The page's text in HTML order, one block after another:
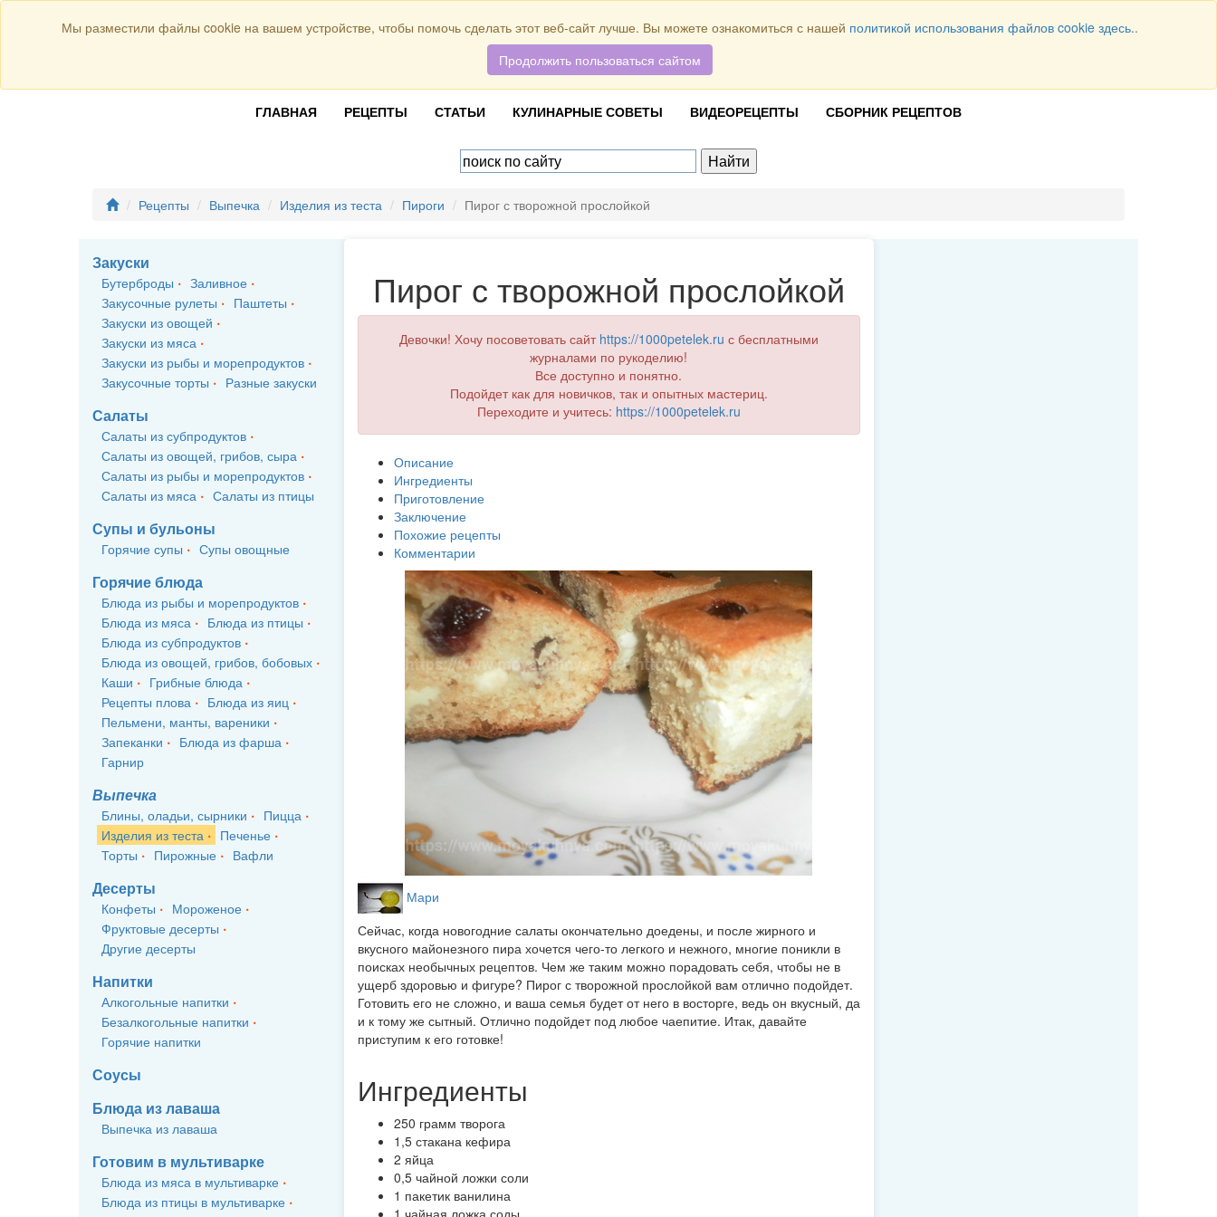
Всего рецептов 1064
ГЛАВНАЯ РЕЦЕПТЫ СТАТЬИ КУЛИНАРНЫЕ СОВЕТЫ ВИДЕОРЕЦЕПТЫ СБОРНИК РЕЦЕПТОВ
Рецепты Выпечка Изделия из теста Пироги Пирог с творожной прослойкой
Закуски
Бутерброды
Заливное
Закусочные рулеты
Паштеты
Закуски из овощей
Закуски из мяса
Закуски из рыбы и морепродуктов
Закусочные торты
Разные закуски
Салаты
Салаты из субпродуктов
Салаты из овощей, грибов, сыра
Салаты из рыбы и морепродуктов
Салаты из мяса
Салаты из птицы
Супы и бульоны
Горячие супы Супы овощные
Горячие блюда
Блюда из рыбы и морепродуктов
Блюда из мяса
Блюда из птицы
Блюда из субпродуктов
Блюда из овощей, грибов, бобовых
Каши
Грибные блюда
Рецепты плова
Блюда из яиц
Пельмени, манты, вареники
Запеканки
Блюда из фарша
Гарнир
Выпечка
Блины, оладьи, сырники
Пицца
Изделия из теста
Печенье
Торты
Пирожные Вафли
Десерты
Конфеты
Мороженое
Фруктовые десерты
Другие десерты
Напитки
Алкогольные напитки
Безалкогольные напитки
Горячие напитки
Соусы
Блюда из лаваша
Выпечка из лаваша
Готовим в мультиварке
Блюда из мяса в мультиварке
Блюда из птицы в мультиварке
Пирог с творожной прослойкой
Девочки! Хочу посоветовать сайт https://1000petelek.ru с бесплатными
журналами по рукоделию!
Все доступно и понятно.
Подойдет как для новичков, так и опытных мастериц.
Переходите и учитесь: https://1000petelek.ru
Описание
Ингредиенты
Приготовление
Заключение
Похожие рецепты
Комментарии
Мари
Сейчас, когда новогодние салаты окончательно доедены, и после жирного и
вкусного майонезного пира хочется чего-то легкого и нежного, многие поникли в
поисках необычных рецептов. Чем же таким можно порадовать себя, чтобы не в
ущерб здоровью и фигуре? Пирог с творожной прослойкой вам отлично подойдет.
Готовить его не сложно, и ваша семья будет от него в восторге, ведь он вкусный, да
и к тому же сытный. Отлично подойдет под любое чаепитие. Итак, давайте
приступим к его готовке!
Ингредиенты
250 грамм творога
1,5 стакана кефира
2 яйца
0,5 чайной ложки соли
1 пакетик ванилина
1 чайная ложка соды
Мы разместили файлы cookie на вашем устройстве, чтобы помочь сделать этот веб-сайт лучше. Вы можете ознакомиться с нашей политикой использования файлов cookie здесь..
Продолжить пользоваться сайтом